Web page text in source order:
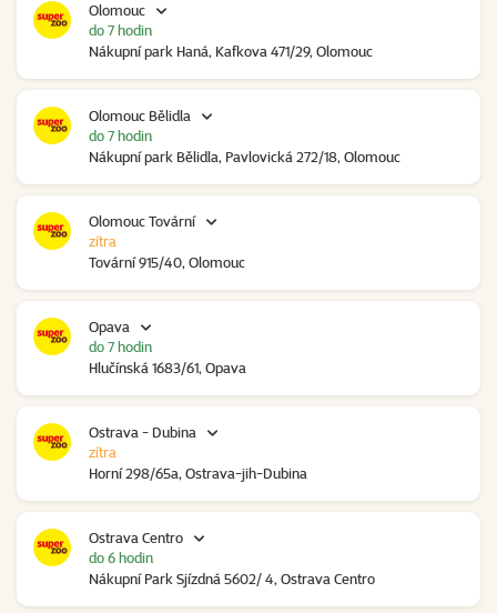
Olomouc
Nákupní park Haná, Kafkova 471/29, Olomouc
do 7 hodin
Olomouc Bělidla
Nákupní park Bělidla, Pavlovická 272/18, Olomouc
do 7 hodin
Olomouc Tovární
Tovární 915/40, Olomouc
zítra
Opava
Hlučínská 1683/61, Opava
do 7 hodin
Ostrava - Dubina
Horní 298/65a, Ostrava-jih-Dubina
zítra
Ostrava Centro
Nákupní Park Sjízdná 5602/ 4, Ostrava Centro
do 6 hodin